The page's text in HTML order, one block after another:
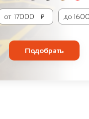
от ₽ до
Подобрать